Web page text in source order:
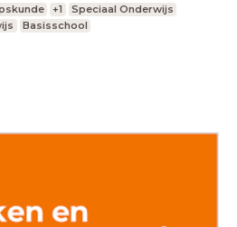
+1
Speciaal Onderwijs
Basisschool